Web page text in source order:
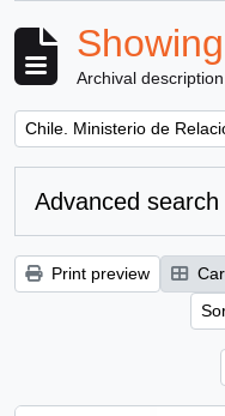
Archival description
Remove filter:
Chile. Ministerio de
Advanced
Print preview